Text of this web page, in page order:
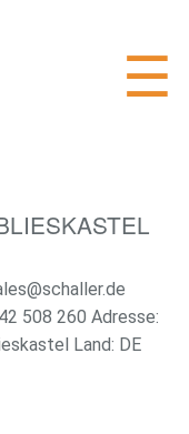
508 260 Adresse:
Land: DE